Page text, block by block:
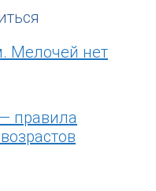
Мелочей нет
правила